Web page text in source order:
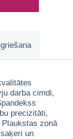
darba cimdi,
precizitāti,
zonā
un